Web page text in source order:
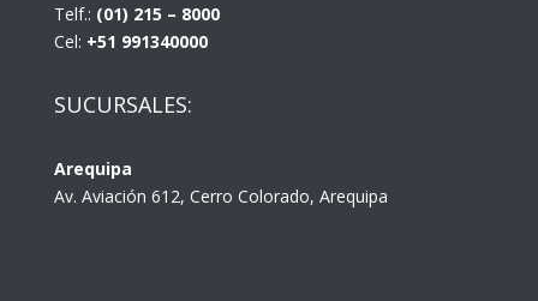
Telf.: (01) 215 – 8000
Cel: +51 991340000
SUCURSALES:
Arequipa
Av. Aviación 612, Cerro Colorado, Arequipa